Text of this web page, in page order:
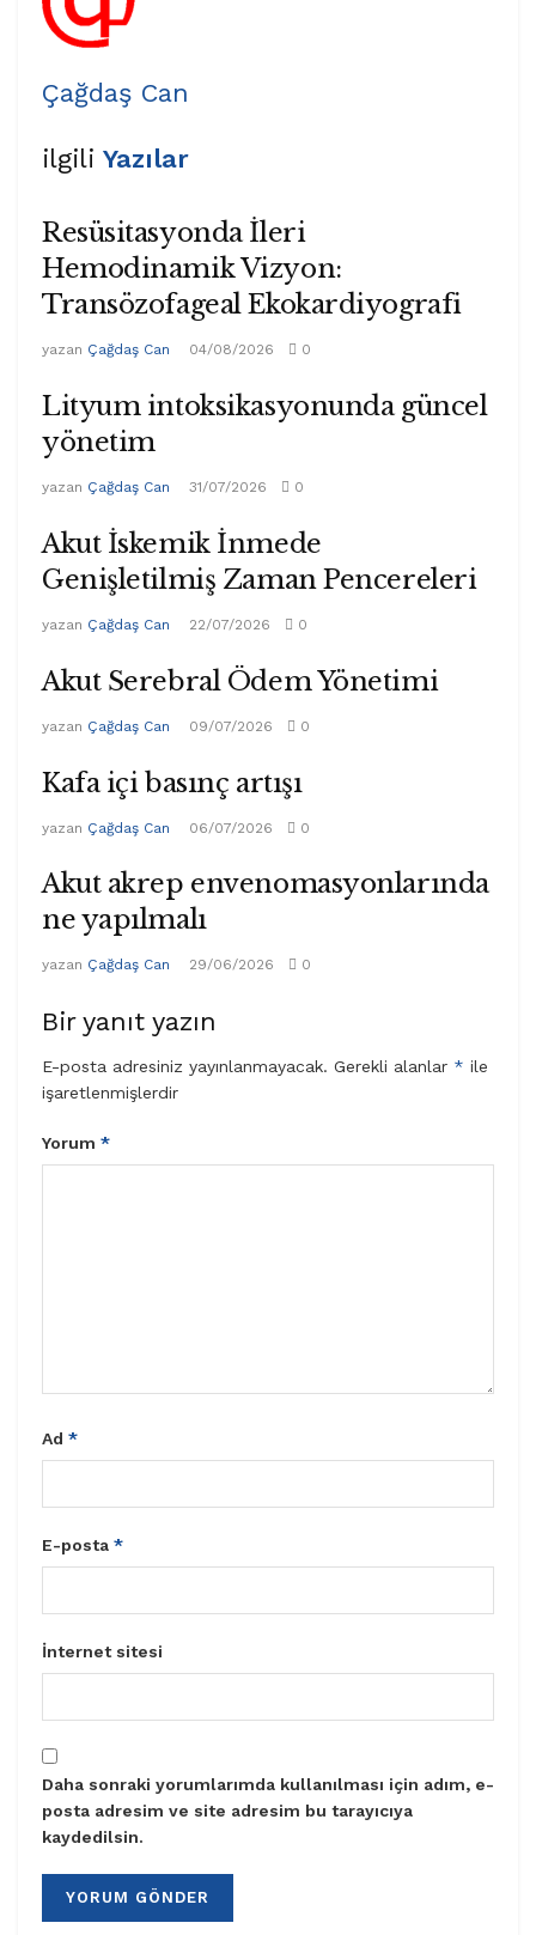
Çağdaş Can
ilgili Yazılar
Resüsitasyonda İleri
Hemodinamik Vizyon:
Transözofageal Ekokardiyografi
yazan Çağdaş Can 04/08/2026 0
Lityum intoksikasyonunda güncel
yönetim
yazan Çağdaş Can 31/07/2026 0
Akut İskemik İnmede
Genişletilmiş Zaman Pencereleri
yazan Çağdaş Can 22/07/2026 0
Akut Serebral Ödem Yönetimi
yazan Çağdaş Can 09/07/2026 0
Kafa içi basınç artışı
yazan Çağdaş Can 06/07/2026 0
Akut akrep envenomasyonlarında
ne yapılmalı
yazan Çağdaş Can 29/06/2026 0
Bir yanıt yazın
E-posta adresiniz yayınlanmayacak. Gerekli alanlar * ile
işaretlenmişlerdir
Yorum *
Ad *
E-posta *
İnternet sitesi
Daha sonraki yorumlarımda kullanılması için adım, e-
posta adresim ve site adresim bu tarayıcıya
kaydedilsin.